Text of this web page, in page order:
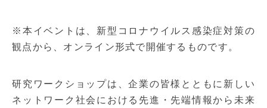
※本イベントは、新型コロナウイルス感染症対策の
観点から、オンライン形式で開催するものです。
研究ワークショップは、企業の皆様とともに新しい
ネットワーク社会における先進・先端情報から未来